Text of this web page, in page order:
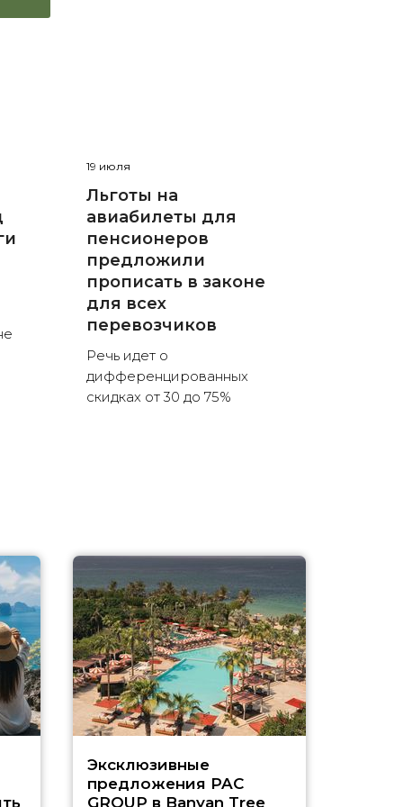
19 июля
Льготы на
авиабилеты для
пенсионеров
предложили
прописать в законе
для всех
перевозчиков
Речь идет о
дифференцированных
скидках от 30 до 75%
Эксклюзивные
предложения PAC
GROUP в Banyan Tree